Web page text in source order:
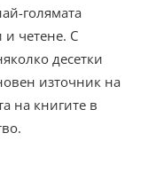
голямата
и четене. С
десетки
източник на
на книгите в